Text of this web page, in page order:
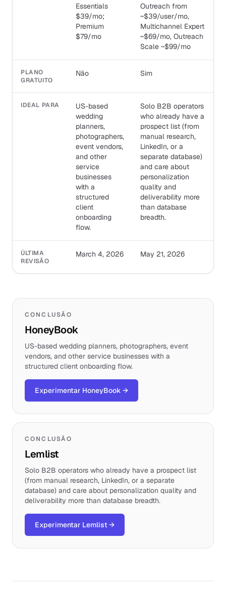
Essentials
$39/mo;
Premium
$79/mo
Outreach from
~$39/user/mo,
Multichannel Expert
~$69/mo, Outreach
Scale ~$99/mo
PLANO
GRATUITO
Não Sim
IDEAL PARA
US-based
wedding
planners,
photographers,
event vendors,
and other
service
businesses
with a
structured
client
onboarding
flow.
Solo B2B operators
who already have a
prospect list (from
manual research,
LinkedIn, or a
separate database)
and care about
personalization
quality and
deliverability more
than database
breadth.
ÚLTIMA
REVISÃO
March 4, 2026 May 21, 2026
CONCLUSÃO
HoneyBook
US-based wedding planners, photographers, event
vendors, and other service businesses with a
structured client onboarding flow.
Experimentar HoneyBook →
CONCLUSÃO
Lemlist
Solo B2B operators who already have a prospect list
(from manual research, LinkedIn, or a separate
database) and care about personalization quality and
deliverability more than database breadth.
Experimentar Lemlist→